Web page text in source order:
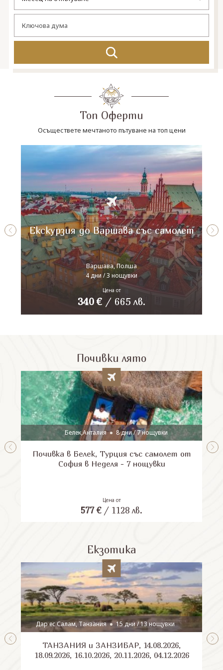
Топ Оферти
Осъществете мечтаното пътуване на топ цени
Екскурзия до Варшава със самолет
Варшава, Полша
4 дни / 3 нощувки
Цена от
340 € / 665 лв.
Почивки лято
Белек,Анталия 8 дни / 7 нощувки
Почивка в Белек, Турция със самолет от
София в Неделя - 7 нощувки
Цена от
577 €/ 1128 лв.
Екзотика
Дар ес Салам, Танзания 15 дни / 13 нощувки
ТАНЗАНИЯ и ЗАНЗИБАР, 14.08.2026,
18.09.2026, 16.10.2026, 20.11.2026, 04.12.2026